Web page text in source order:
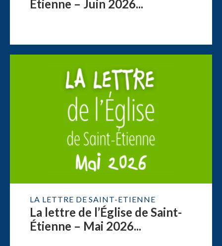
Étienne – Juin 2026...
LA LETTRE DE SAINT-ETIENNE
La lettre de l’Église de Saint-
Étienne – Mai 2026...